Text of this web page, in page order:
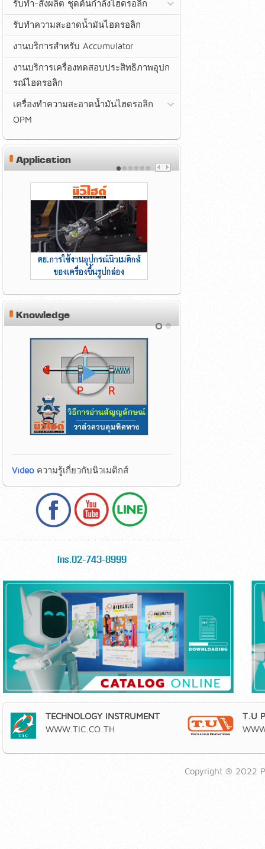
รับทำ-สั่งผลิต ชุดต้นกำลังไฮดรอลิก
รับทำความสะอาดน้ำมันไฮดรอลิก
งานบริการสำหรับ Accumulator
งานบริการเครื่องทดสอบประสิทธิภาพอุปก
รณ์ไฮดรอลิก
เครื่องทำความสะอาดน้ำมันไฮดรอลิก
OPM
Application
Knowledge
Videoความรู้เกี่ยวกับนิวเมติกส์
โทร.02-743-8999
TECHNOLOGY INSTRUMENT
WWW.TIC.CO.TH
T.U
Copyright ® 2022